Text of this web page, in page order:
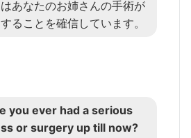
あなたのお姉さんの手術が
ることを確信しています。
you ever had a serious
or surgery up till now?